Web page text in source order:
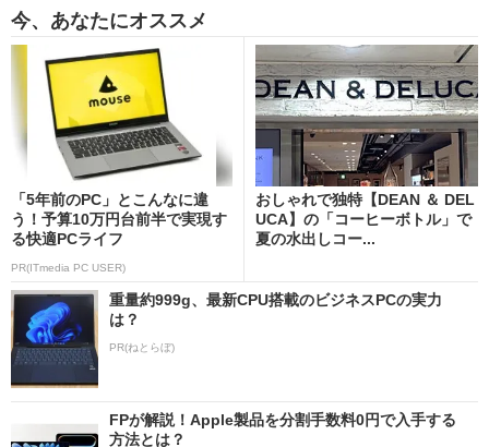
今、あなたにオススメ
「5年前のPC」とこんなに違
う！予算10万円台前半で実現す
る快適PCライフ
PR(ITmedia PC USER)
おしゃれで独特【DEAN ＆ DEL
UCA】の「コーヒーボトル」で
夏の水出しコー...
重量約999g、最新CPU搭載のビジネスPCの実力
は？
PR(ねとらぼ)
FPが解説！Apple製品を分割手数料0円で入手する
方法とは？